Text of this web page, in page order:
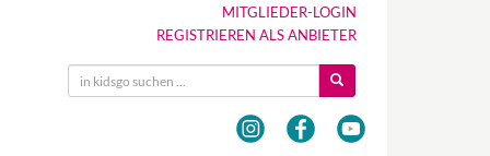
MITGLIEDER-LOGIN
REGISTRIEREN ALS ANBIETER